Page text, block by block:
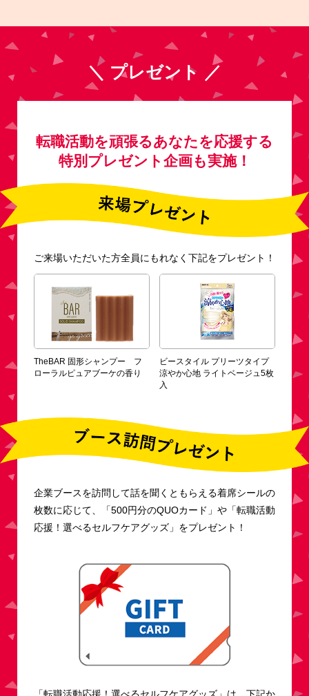
報誌及び転職サイト「type」、「女の転職type」の
求人広告制作に携わる制作部に配属。1,000社以上
の企業の求人広告制作に携わる。
その後、人事(新卒採用担当)、働く女性のための
Webマガジン「Woman type」編集長を経て、2018
年「女の転職type」編集長に就任。
＼ プレゼント ／
転職活動を頑張るあなたを応援する
特別プレゼント企画も実施！
ご来場いただいた方全員にもれなく下記をプレゼント！
TheBAR 固形シャンプー フ
ローラルピュアブーケの香り
ビースタイル プリーツタイプ
涼やか心地 ライトベージュ5枚
入
企業ブースを訪問して話を聞くともらえる着席シールの
枚数に応じて、「500円分のQUOカード」や「転職活動
応援！選べるセルフケアグッズ」をプレゼント！